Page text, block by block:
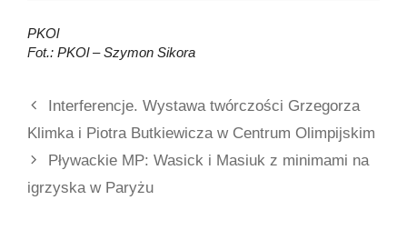
PKOl
Fot.: PKOl – Szymon Sikora
Interferencje. Wystawa twórczości Grzegorza
Klimka i Piotra Butkiewicza w Centrum Olimpijskim
Pływackie MP: Wasick i Masiuk z minimami na
igrzyska w Paryżu